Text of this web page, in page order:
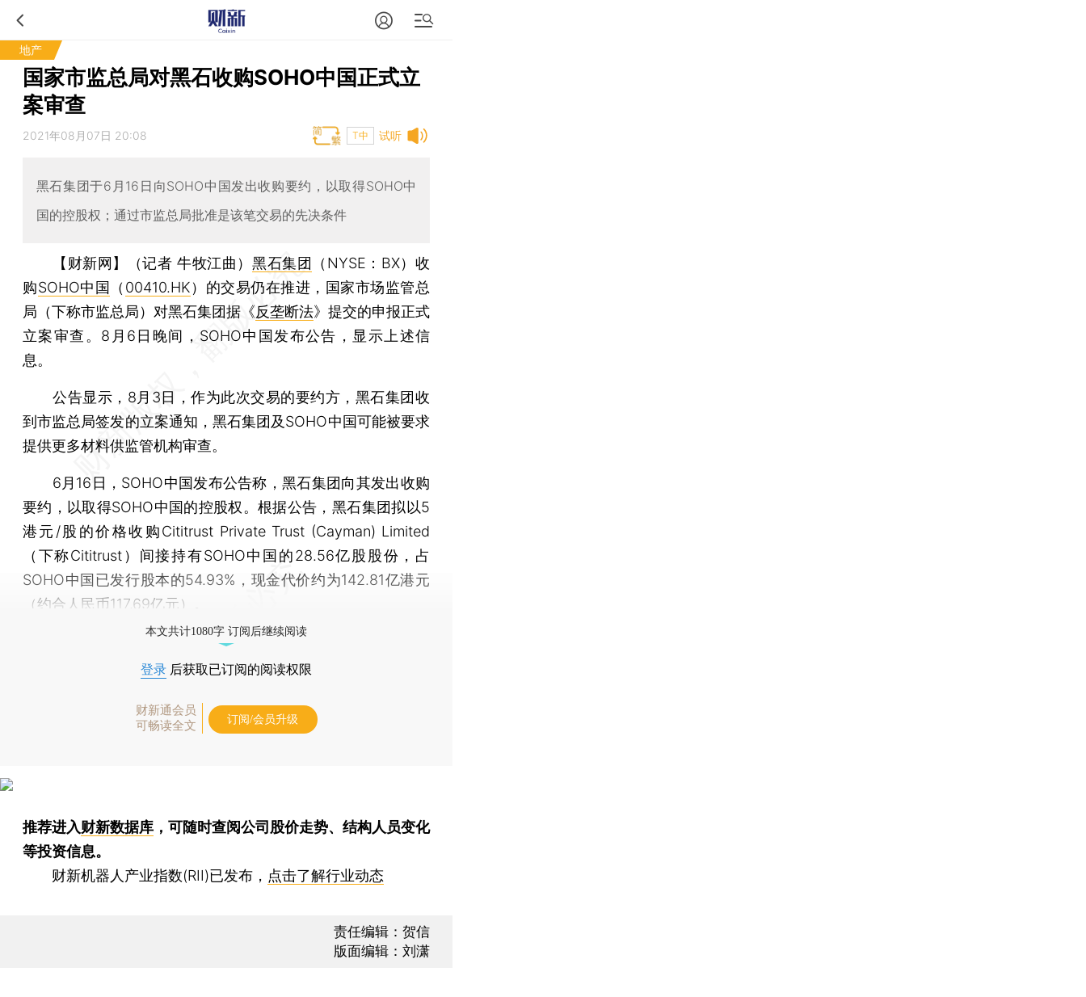
地产
国家市监总局对黑石收购SOHO中国正式立
案审查
试听
2021年08月07日 20:08 T中
黑石集团于6月16日向SOHO中国发出收购要约，以取得SOHO中
国的控股权；通过市监总局批准是该笔交易的先决条件
【财新网】（记者 牛牧江曲） 黑石集团
（NYSE：BX）收
购SOHO中国 （ 00410.HK）的交易仍在推进，国家市场监管总
局（下称市监总局）对黑石集团据《反垄断法》提交的申报正式
立案审查。8月6日晚间，SOHO中国发布公告，显示上述信
息。
公告显示，8月3日，作为此次交易的要约方，黑石集团收
到市监总局签发的立案通知，黑石集团及SOHO中国可能被要求
提供更多材料供监管机构审查。
6月16日，SOHO中国发布公告称，黑石集团向其发出收购
要约，以取得SOHO中国的控股权。根据公告，黑石集团拟以5
港元/股的价格收购Cititrust Private Trust (Cayman) Limited
（下称Cititrust）间接持有SOHO中国的28.56亿股股份，占
SOHO中国已发行股本的54.93%，现金代价约为142.81亿港元
（约合人民币117.69亿元）。
本文共计1080字 订阅后继续阅读
登录 后获取已订阅的阅读权限
财新通会员
可畅读全文
订阅/会员升级
推荐进入财新数据库 ，可随时查阅公司股价走势、结构人员变化
等投资信息。
财新机器人产业指数(RII)已发布， 点击了解行业动态
责任编辑：贺信
版面编辑：刘潇